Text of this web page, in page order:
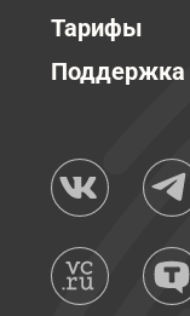
Тарифы
Поддержка